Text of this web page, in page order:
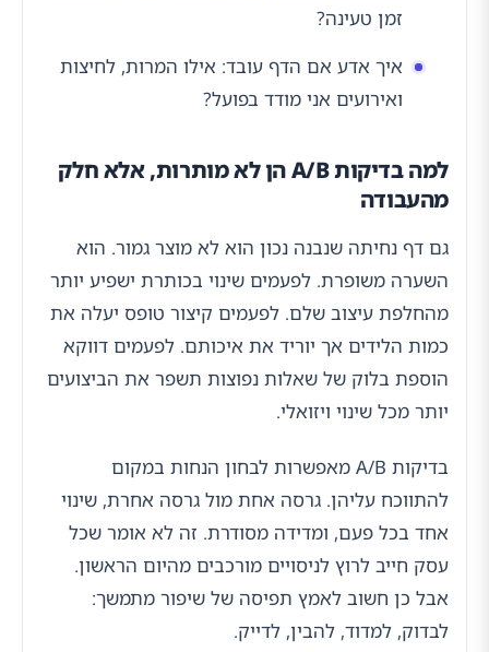
זמן טעינה?
איך אדע אם הדף עובד: אילו המרות, לחיצות
ואירועים אני מודד בפועל?
למה בדיקות A/B הן לא מותרות, אלא חלק
מהעבודה
גם דף נחיתה שנבנה נכון הוא לא מוצר גמור. הוא
השערה משופרת. לפעמים שינוי בכותרת ישפיע יותר
מהחלפת עיצוב שלם. לפעמים קיצור טופס יעלה את
כמות הלידים אך יוריד את איכותם. לפעמים דווקא
הוספת בלוק של שאלות נפוצות תשפר את הביצועים
יותר מכל שינוי ויזואלי.
בדיקות A/B מאפשרות לבחון הנחות במקום
להתווכח עליהן. גרסה אחת מול גרסה אחרת, שינוי
אחד בכל פעם, ומדידה מסודרת. זה לא אומר שכל
עסק חייב לרוץ לניסויים מורכבים מהיום הראשון.
אבל כן חשוב לאמץ תפיסה של שיפור מתמשך:
לבדוק, למדוד, להבין, לדייק.